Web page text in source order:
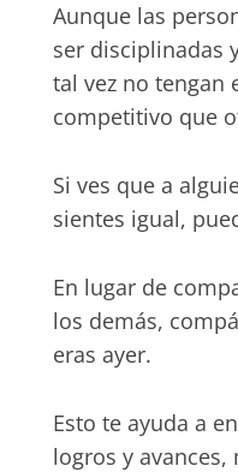
Aunque las
ser disciplinadas
tal vez no tengan
competitivo que
Si ves que a
sientes igual,
En lugar de
los demás,
eras ayer.
Esto te ayuda a
logros y